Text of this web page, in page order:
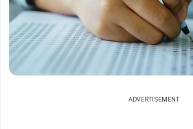
ADVERTISEMENT